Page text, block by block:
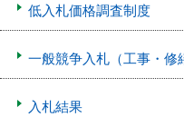
低入札価格調査制度
一般競争入札（工事・
入札結果